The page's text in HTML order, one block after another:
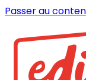
Passer au